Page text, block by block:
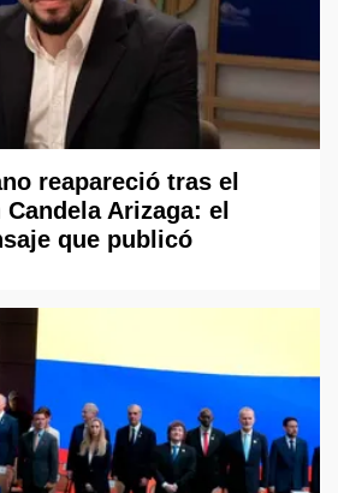
reapareció tras el
Arizaga: el
que publicó